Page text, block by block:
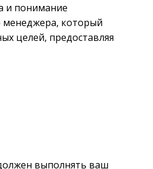
и понимание
менеджера, который
целей, предоставляя
выполнять ваш